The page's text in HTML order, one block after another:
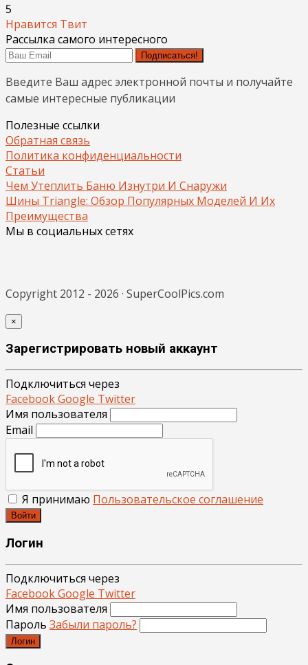
5
Нравится Твит
Рассылка самого интересного
Подписаться!
Введите Ваш адрес электронной почты и получайте
самые интересные публикации
Полезные ссылки
Обратная связь
Политика конфиденциальности
Статьи
Чем Утеплить Баню Изнутри И Снаружи
Шины Triangle: Обзор Популярных Моделей И Их
Преимущества
Мы в социальных сетях
Copyright 2012 - 2026 · SuperCoolPics.com
×
Зарегистрировать новый аккаунт
Подключиться через
FacebookGoogle Twitter
Имя пользователя
Email
Я принимаю Пользовательское соглашение
Войти
Логин
Подключиться через
FacebookGoogle Twitter
Имя пользователя
Пароль Забыли пароль?
Логин